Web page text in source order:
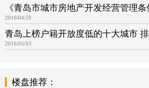
《青岛市城市房地产开发经营管理
2016/04/28
青岛上榜户籍开放度低的十大城市
2016/05/03
楼盘推荐：